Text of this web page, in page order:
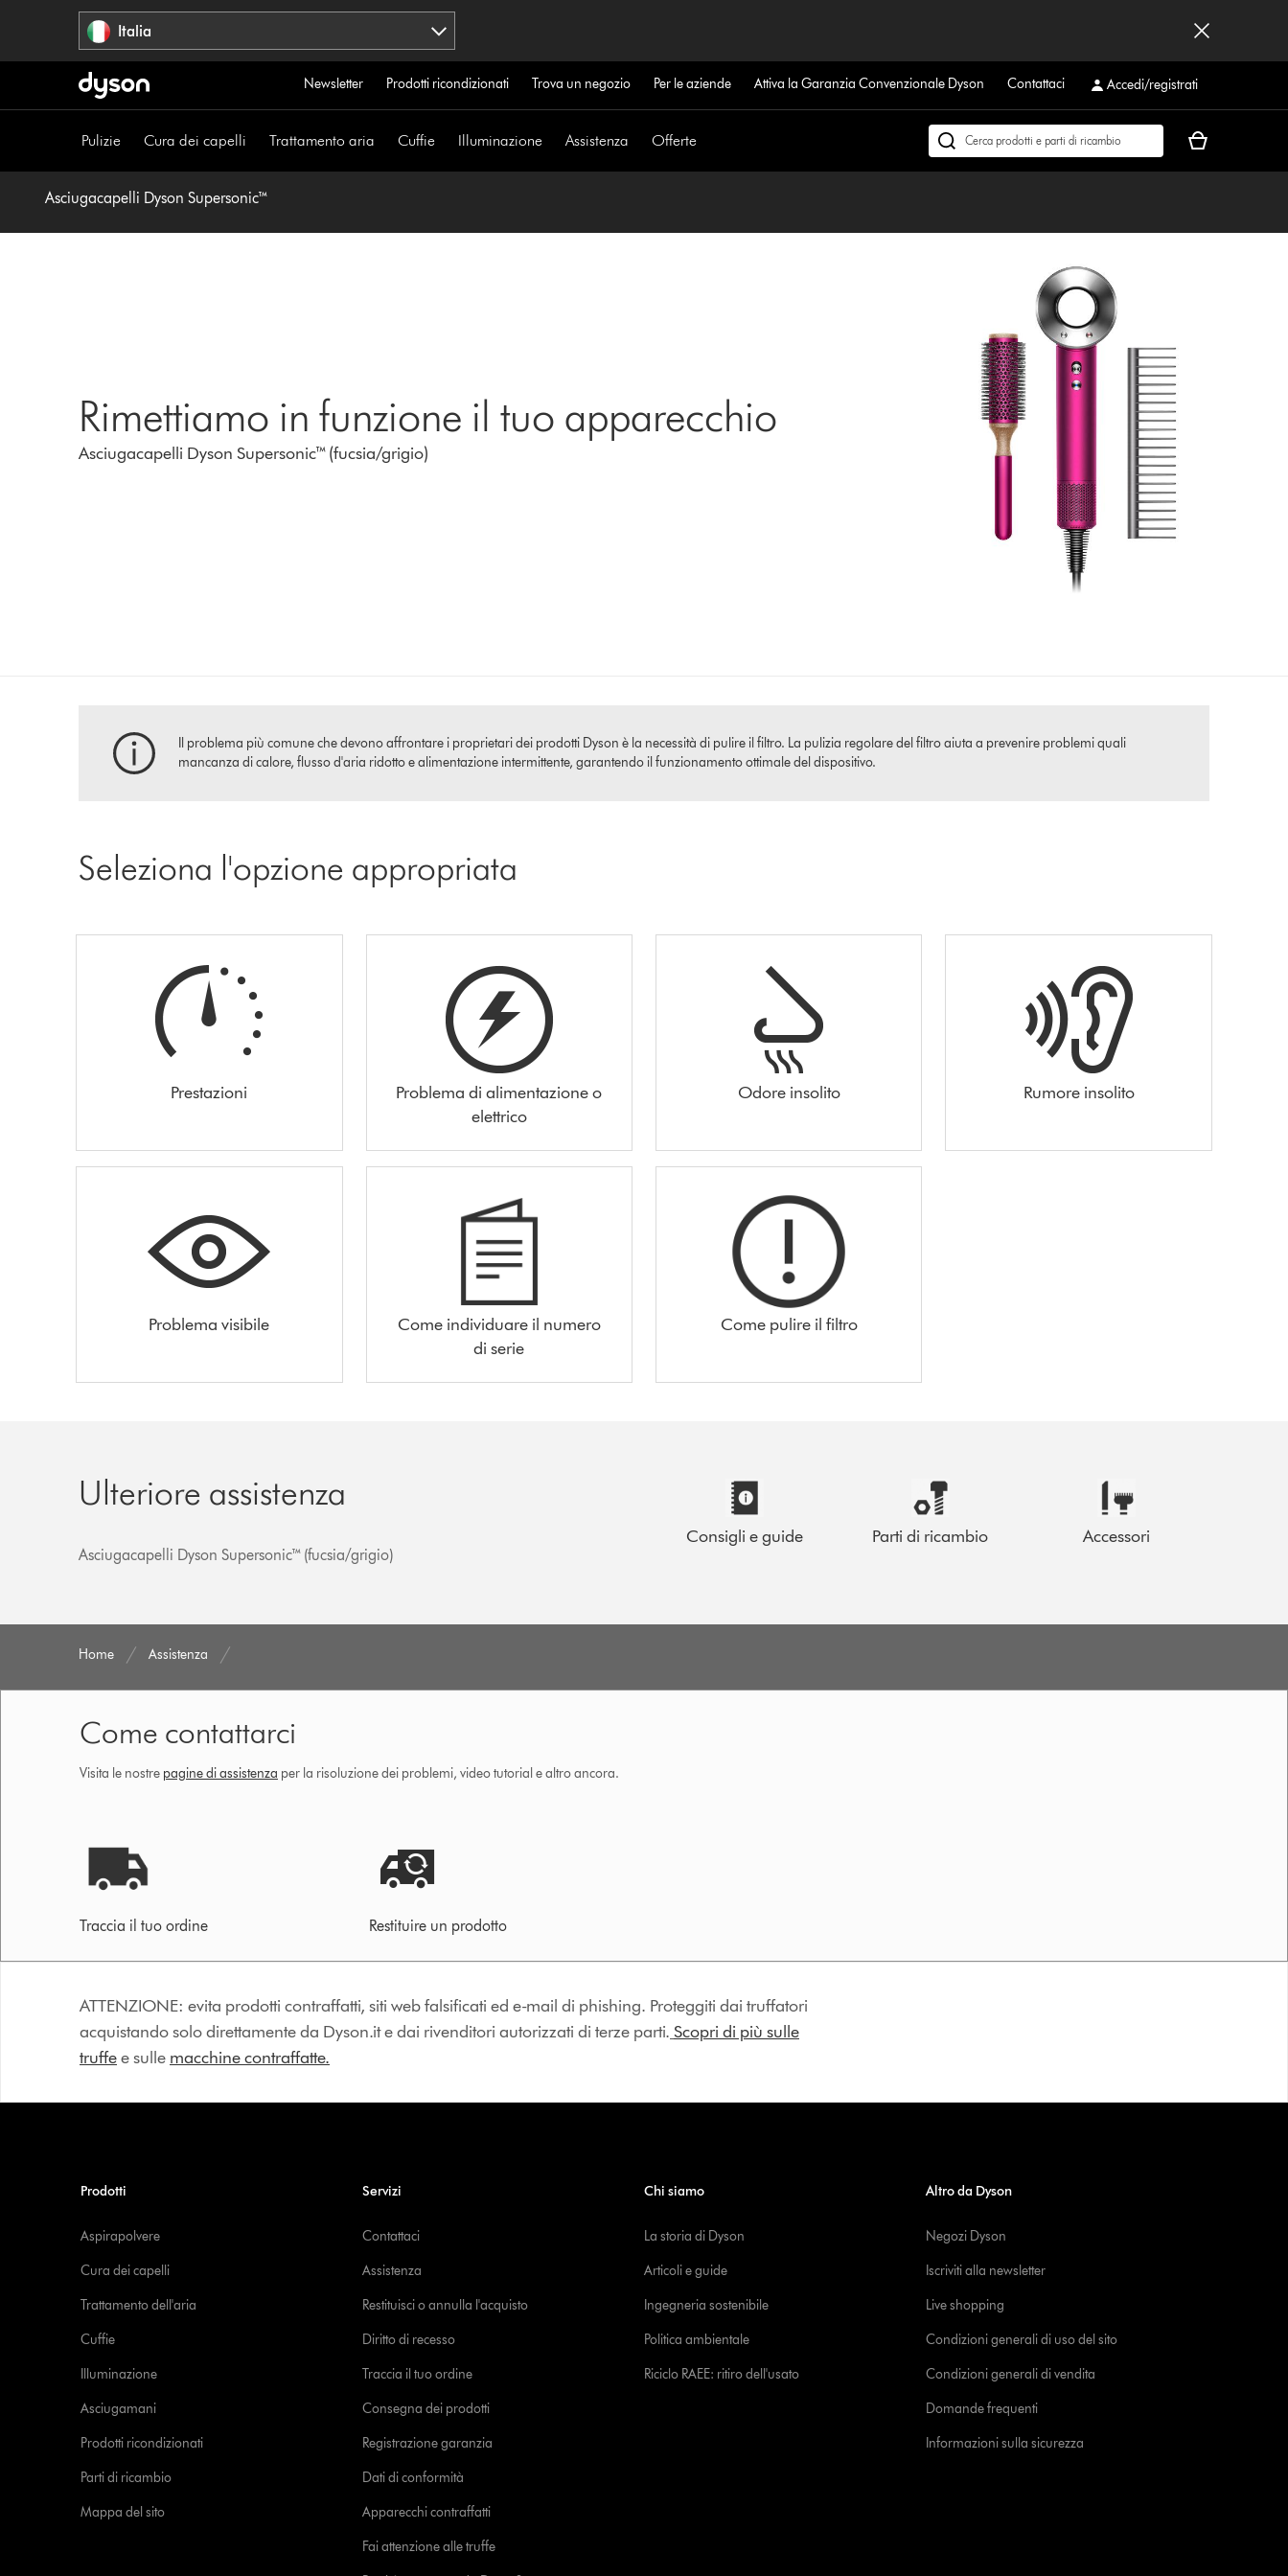
Italia
Newsletter Prodotti ricondizionati Trova un negozio Per le aziende Attiva la Garanzia Convenzionale Dyson Contattaci Accedi/registrati
Pulizie Cura dei capelli Trattamento aria Cuffie Illuminazione Assistenza Offerte
Cerca
Il
Asciugacapelli Dyson Supersonic™
Rimettiamo in funzione il tuo apparecchio
Asciugacapelli Dyson Supersonic™ (fucsia/grigio)
Il problema più comune che devono affrontare i proprietari dei prodotti Dyson è la necessità di pulire il filtro. La pulizia regolare del filtro aiuta a prevenire problemi quali
mancanza di calore, flusso d'aria ridotto e alimentazione intermittente, garantendo il funzionamento ottimale del dispositivo.
Seleziona l'opzione appropriata
Prestazioni
Problema di alimentazione o
elettrico
Odore insolito Rumore insolito
Problema visibile
Come individuare il numero
di serie
Come pulire il filtro
Ulteriore assistenza
Asciugacapelli Dyson Supersonic™ (fucsia/grigio)
Consigli e guide Parti di ricambio Accessori
Home Assistenza
Come contattarci
Visita le nostre pagine di assistenza per la risoluzione dei problemi, video tutorial e altro ancora.
Traccia il tuo ordine Restituire un prodotto
ATTENZIONE: evita prodotti contraffatti, siti web falsificati ed e-mail di phishing. Proteggiti dai truffatori
acquistando solo direttamente da Dyson.it e dai rivenditori autorizzati di terze parti. Scopri di più sulle
truffee sulle macchine contraffatte.
Prodotti
Aspirapolvere
Cura dei capelli
Trattamento dell'aria
Cuffie
Illuminazione
Asciugamani
Prodotti ricondizionati
Parti di ricambio
Mappa del sito
Servizi
Contattaci
Assistenza
Restituisci o annulla l'acquisto
Diritto di recesso
Traccia il tuo ordine
Consegna dei prodotti
Registrazione garanzia
Dati di conformità
Apparecchi contraffatti
Fai attenzione alle truffe
Chi siamo
La storia di Dyson
Articoli e guide
Ingegneria sostenibile
Politica ambientale
Riciclo RAEE: ritiro dell'usato
Altro da Dyson
Negozi Dyson
Iscriviti alla newsletter
Live shopping
Condizioni generali di uso del sito
Condizioni generali di vendita
Domande frequenti
Informazioni sulla sicurezza